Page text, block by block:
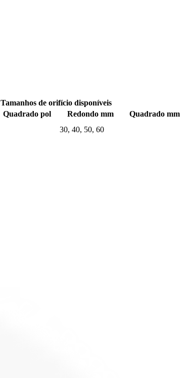
Tamanhos de orifício disponíveis
Quadrado pol Redondo mm
Quadrado mm
30, 40, 50, 60